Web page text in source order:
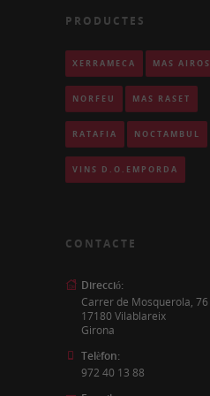
PRODUCTES
XERRAMECA MAS AIRÓS
NORFEU MAS RASET
RATAFIA NOCTÀMBUL
VINS D.O.EMPORDÀ
CONTACTE
Direcció:
Carrer de Mosquerola, 76
17180 Vilablareix
Girona
Telèfon:
972 40 13 88